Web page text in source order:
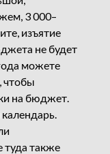
3 000–
изъятие
не будет
можете
чтобы
на бюджет.
туда также